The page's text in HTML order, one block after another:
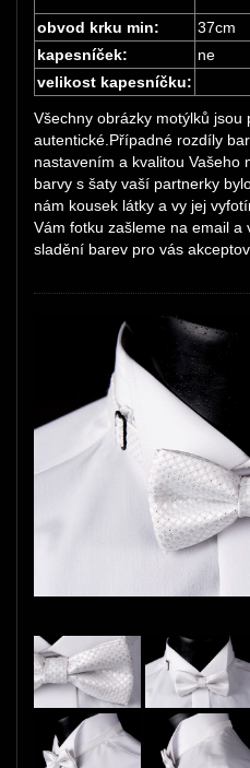
obvod krku min:
37cm
kapesníček:
ne
velikost kapesníčku:
Všechny obrázky motýlků jsou
autentické.Případné rozdíly
nastavením a kvalitou Vašeho
barvy s šaty vaší partnerky
nám kousek látky a vy jej
Vám fotku zašleme na email a
sladění barev pro vás